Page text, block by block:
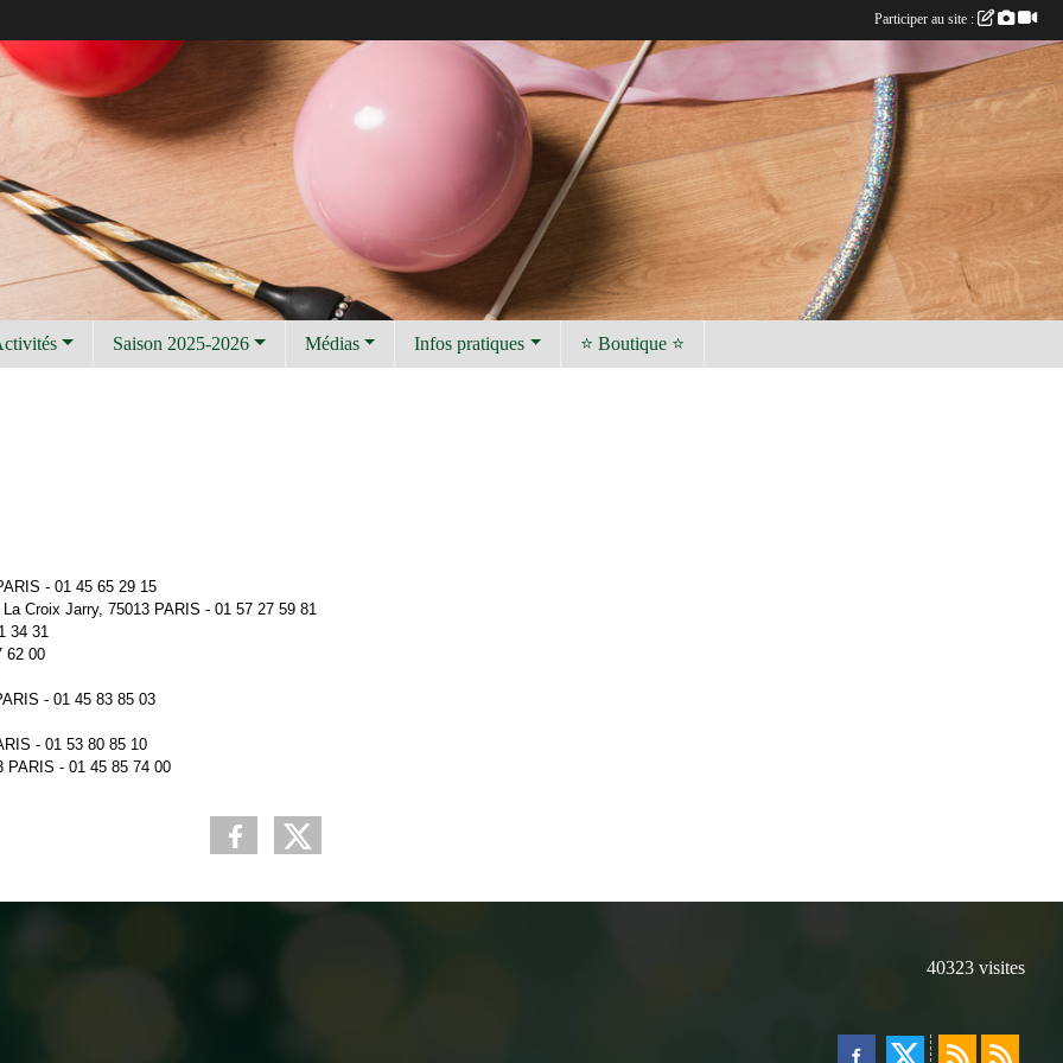
Saison 2025-2026 Médias Infos pratiques ⭐ Boutique ⭐
- 01 45 65 29 15
Croix Jarry, 75013 PARIS - 01 57 27 59 81
34 31
62 00
- 01 45 83 85 03
- 01 53 80 85 10
PARIS - 01 45 85 74 00
40323 visites
Participer au site :